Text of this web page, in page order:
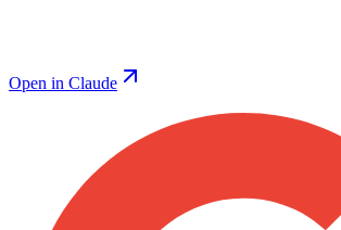
Open in Claude